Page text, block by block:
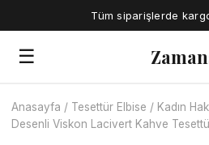
Tüm siparişlerde
☰
Anasayfa / Tesettür Elbise / Kadın
Desenli Viskon Lacivert Kahve